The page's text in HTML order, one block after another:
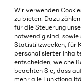
Barcodes im
IP-
AGB
Impressum
Wir verwenden
zu bieten. Dazu
für die Steuerung
notwendig sind, sowie
Statistikzwecken, für
personalisierter
entscheiden, welche
beachten Sie, dass
mehr alle